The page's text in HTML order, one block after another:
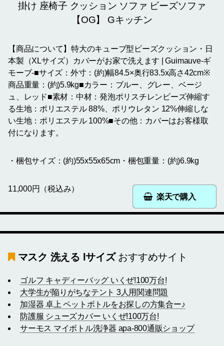
掛け 座椅子 クッション ソファ ビーズソファ
【OG】 Gキッチン
【商品について】特大のキューブ型ビーズクッション・日
本製（XLサイズ）カバーがお家で洗えます | Guimauve-ギ
モーブ-■サイズ：外寸：(約)幅84.5×奥行83.5x高さ42cm※
商品重量：(約)5.9kg■カラー：ブルー、グレー、ベージ
ュ、レッド■素材：中材：発泡ポリスチレンビーズ伸縮す
る生地：ポリエステル 88%、ポリウレタン 12%伸縮しな
い生地：ポリエステル 100%■その他：カバーはお客様取
付になります。
・梱包サイズ：(約)55x55x65cm・梱包重量：(約)6.9kg
楽天で購入
11,000円（税込み）
マスク 洗える lサイズおすすめサイト
ゴルフ キャディーバッグ いくぜ!100万台!
大学生が陥りがちなテント 3人用関連問題
加湿器 卓上 ペットボトルをお探しの方集合ー♪
防護服 シューズカバー いくぜ!100万台!
サーモス マイボトル洗浄器 apa-800通販ショップ